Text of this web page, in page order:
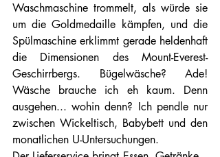
Waschmaschine trommelt, als würde sie
um die Goldmedaille kämpfen, und die
Spülmaschine erklimmt gerade heldenhaft
die Dimensionen des Mount-Everest-
Geschirrbergs. Bügelwäsche? Ade!
Wäsche brauche ich eh kaum. Denn
ausgehen... wohin denn? Ich pendle nur
zwischen Wickeltisch, Babybett und den
monatlichen U-Untersuchungen.